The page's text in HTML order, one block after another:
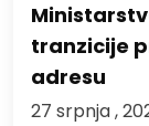
tranzicije
adresu
27 srpnja ,